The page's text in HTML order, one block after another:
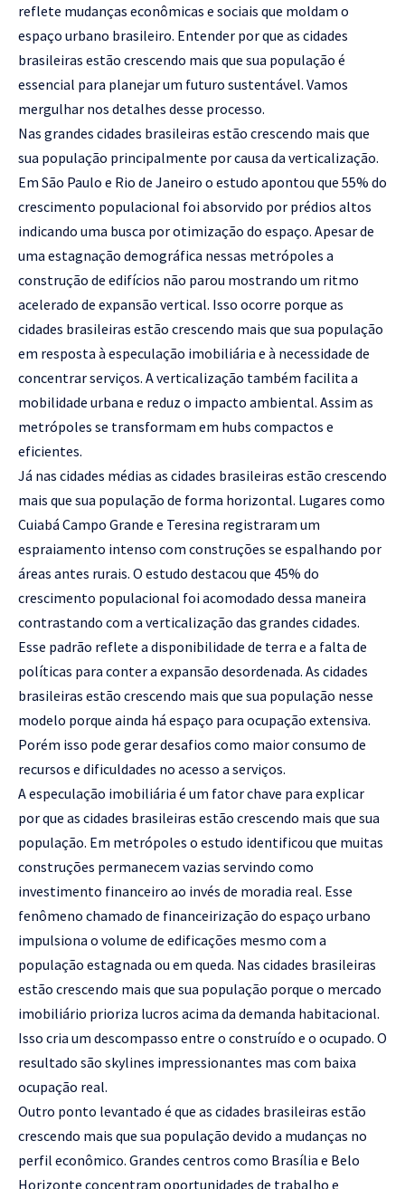
reflete mudanças econômicas e sociais que moldam o
espaço urbano brasileiro. Entender por que as cidades
brasileiras estão crescendo mais que sua população é
essencial para planejar um futuro sustentável. Vamos
mergulhar nos detalhes desse processo.
Nas grandes cidades brasileiras estão crescendo mais que
sua população principalmente por causa da verticalização.
Em São Paulo e Rio de Janeiro o estudo apontou que 55% do
crescimento populacional foi absorvido por prédios altos
indicando uma busca por otimização do espaço. Apesar de
uma estagnação demográfica nessas metrópoles a
construção de edifícios não parou mostrando um ritmo
acelerado de expansão vertical. Isso ocorre porque as
cidades brasileiras estão crescendo mais que sua população
em resposta à especulação imobiliária e à necessidade de
concentrar serviços. A verticalização também facilita a
mobilidade urbana e reduz o impacto ambiental. Assim as
metrópoles se transformam em hubs compactos e
eficientes.
Já nas cidades médias as cidades brasileiras estão crescendo
mais que sua população de forma horizontal. Lugares como
Cuiabá Campo Grande e Teresina registraram um
espraiamento intenso com construções se espalhando por
áreas antes rurais. O estudo destacou que 45% do
crescimento populacional foi acomodado dessa maneira
contrastando com a verticalização das grandes cidades.
Esse padrão reflete a disponibilidade de terra e a falta de
políticas para conter a expansão desordenada. As cidades
brasileiras estão crescendo mais que sua população nesse
modelo porque ainda há espaço para ocupação extensiva.
Porém isso pode gerar desafios como maior consumo de
recursos e dificuldades no acesso a serviços.
A especulação imobiliária é um fator chave para explicar
por que as cidades brasileiras estão crescendo mais que sua
população. Em metrópoles o estudo identificou que muitas
construções permanecem vazias servindo como
investimento financeiro ao invés de moradia real. Esse
fenômeno chamado de financeirização do espaço urbano
impulsiona o volume de edificações mesmo com a
população estagnada ou em queda. Nas cidades brasileiras
estão crescendo mais que sua população porque o mercado
imobiliário prioriza lucros acima da demanda habitacional.
Isso cria um descompasso entre o construído e o ocupado. O
resultado são skylines impressionantes mas com baixa
ocupação real.
Outro ponto levantado é que as cidades brasileiras estão
crescendo mais que sua população devido a mudanças no
perfil econômico. Grandes centros como Brasília e Belo
Horizonte concentram oportunidades de trabalho e